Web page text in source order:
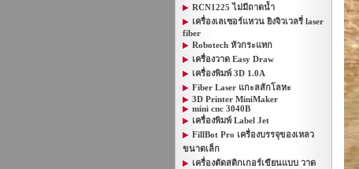
RCN1225 ไม่มีถาดน้ำ
เครื่องเลเซอร์แหวน ยิงจิวเวลรี่ laser
fiber
Robotech หัวกระแทก
เครื่องวาด Easy Draw
เครื่องพิมพ์ 3D 1.0A
Fiber Laser แกะลสักโลหะ
3D Printer MiniMaker
mini cnc 3040B
เครื่องพิมพ์ Label Jet
FillBot Pro เครื่องบรรจุของเหลว
ขนาดเล็ก
เครื่องตัดสติกเกอร์เขียนแบบ วาด